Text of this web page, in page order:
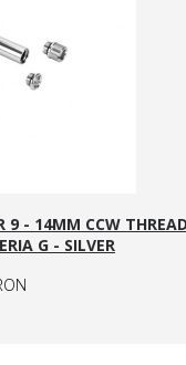
9 - 14MM CCW
G - SILVER